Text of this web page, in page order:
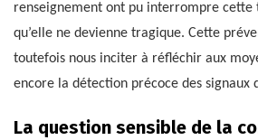
renseignement ont pu interrompre
qu’elle ne devienne tragique. Cette
toutefois nous inciter à réfléchir aux
encore la détection précoce des signaux
La question sensible de la